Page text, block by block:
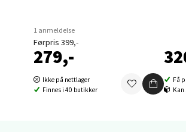
1 anmeldelse
Førpris 399,-
279,-
Ikke på nettlager
Finnes i 40 butikker
Få